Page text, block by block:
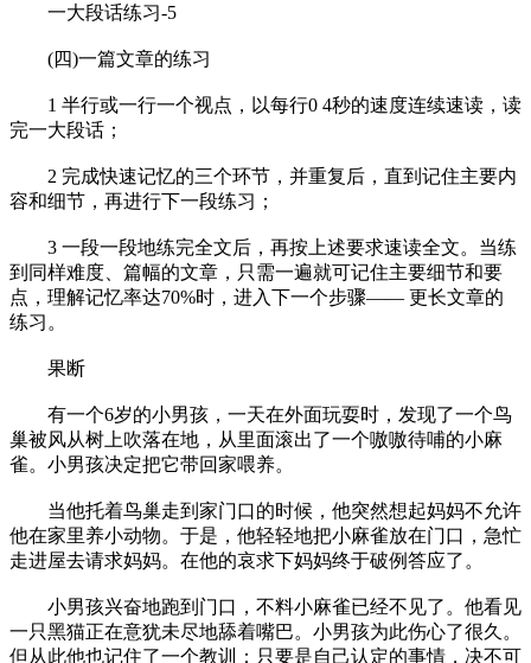
一大段话练习-5
(四)一篇文章的练习
1 半行或一行一个视点，以每行0 4秒的速度连续速读，读
完一大段话；
2 完成快速记忆的三个环节，并重复后，直到记住主要内
容和细节，再进行下一段练习；
3 一段一段地练完全文后，再按上述要求速读全文。当练
到同样难度、篇幅的文章，只需一遍就可记住主要细节和要
点，理解记忆率达70%时，进入下一个步骤—— 更长文章的
练习。
果断
有一个6岁的小男孩，一天在外面玩耍时，发现了一个鸟
巢被风从树上吹落在地，从里面滚出了一个嗷嗷待哺的小麻
雀。小男孩决定把它带回家喂养。
当他托着鸟巢走到家门口的时候，他突然想起妈妈不允许
他在家里养小动物。于是，他轻轻地把小麻雀放在门口，急忙
走进屋去请求妈妈。在他的哀求下妈妈终于破例答应了。
小男孩兴奋地跑到门口，不料小麻雀已经不见了。他看见
一只黑猫正在意犹未尽地舔着嘴巴。小男孩为此伤心了很久。
但从此他也记住了一个教训：只要是自己认定的事情，决不可